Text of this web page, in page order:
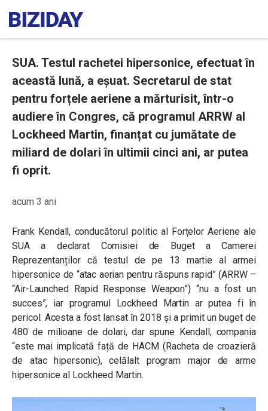
SUA. Testul rachetei hipersonice, efectuat în
această lună, a eșuat. Secretarul de stat
pentru forțele aeriene a mărturisit, într-o
audiere în Congres, că programul ARRW al
Lockheed Martin, finanțat cu jumătate de
miliard de dolari în ultimii cinci ani, ar putea
fi oprit.
acum 3 ani
Frank Kendall, conducătorul politic al Forțelor Aeriene ale
SUA a declarat Comisiei de Buget a Camerei
Reprezentanților că testul de pe 13 martie al armei
hipersonice de “atac aerian pentru răspuns rapid”(ARRW –
“Air-Launched Rapid Response Weapon”) “nu a fost un
succes”, iar programul Lockheed Martin ar putea fi în
pericol. Acesta a fost lansat în 2018 și a primit un buget de
480 de milioane de dolari, dar spune Kendall, compania
“este mai implicată față de HACM (Racheta de croazieră
de atac hipersonic), celălalt program major de arme
hipersonice al Lockheed Martin.